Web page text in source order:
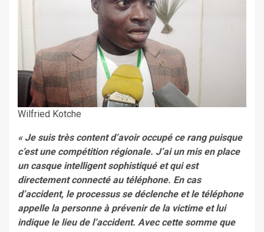
Wilfried Kotche
« Je suis très content d’avoir occupé ce rang puisque
c’est une compétition régionale. J’ai un mis en place
un casque intelligent sophistiqué et qui est
directement connecté au téléphone. En cas
d’accident, le processus se déclenche et le téléphone
appelle la personne à prévenir de la victime et lui
indique le lieu de l’accident. Avec cette somme que